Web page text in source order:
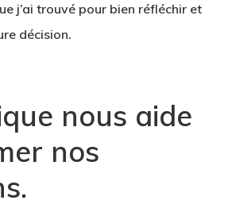
j’ai trouvé pour bien réfléchir et
décision.
nous aide
nos